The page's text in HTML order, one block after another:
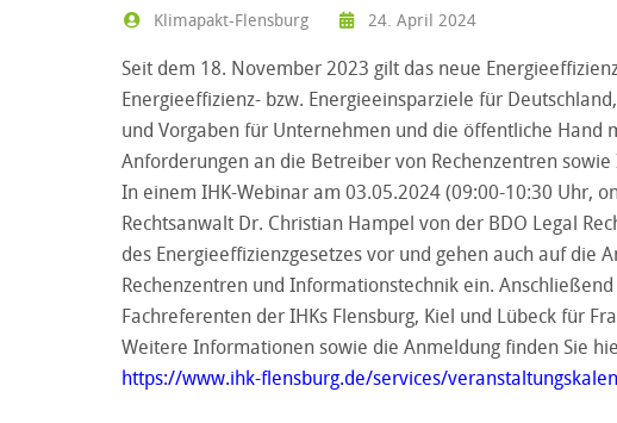
Klimapakt-Flensburg 24. April 2024
Seit dem 18. November 2023 gilt das neue
Energieeffizienz- bzw. Energieeinsparziele für
und Vorgaben für Unternehmen und die öffentliche Hand
Anforderungen an die Betreiber von Rechenzentren
In einem IHK-Webinar am 03.05.2024 (09:00-10:30 Uhr,
Rechtsanwalt Dr. Christian Hampel von der BDO Legal
des Energieeffizienzgesetzes vor und gehen auch auf
Rechenzentren und Informationstechnik ein.
Fachreferenten der IHKs Flensburg, Kiel und Lübeck für
Weitere Informationen sowie die Anmeldung finden Sie
https://www.ihk-flensburg.de/services/